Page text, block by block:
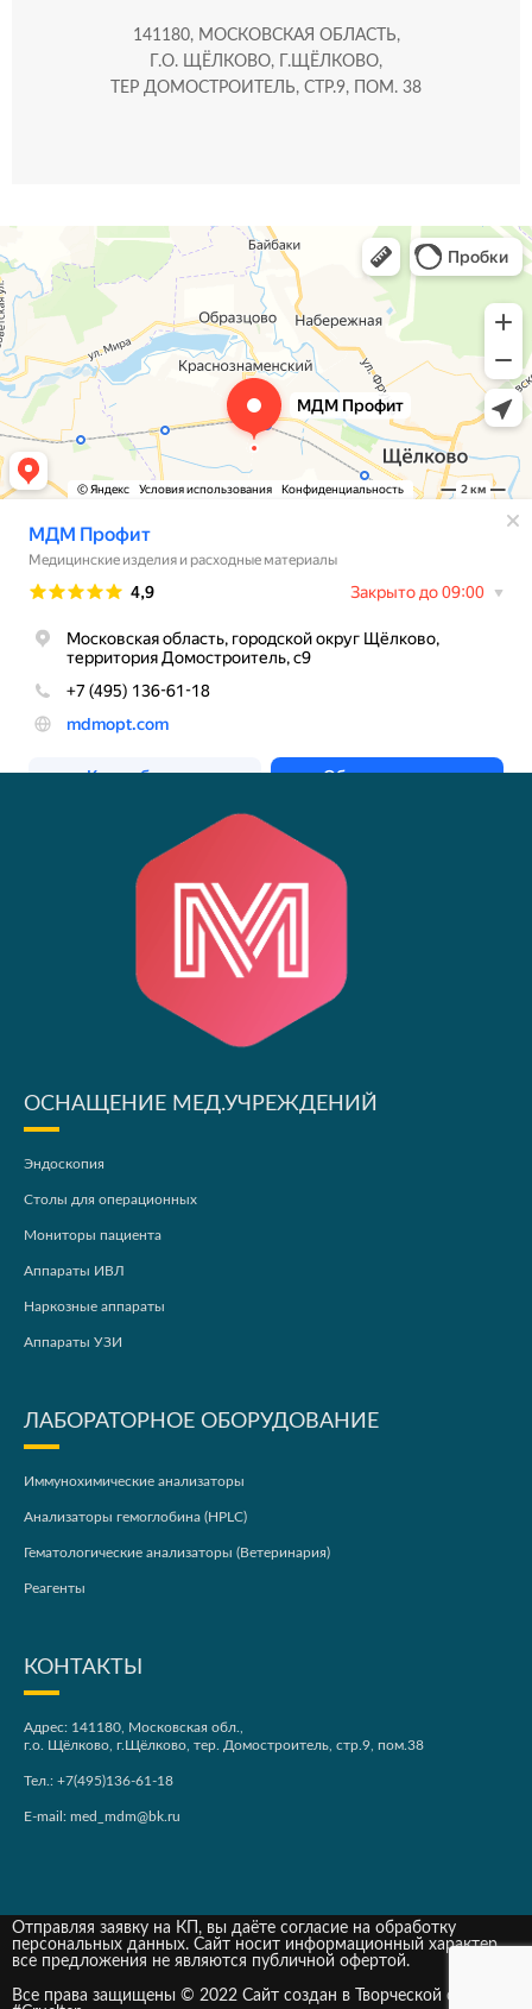
141180, МОСКОВСКАЯ ОБЛАСТЬ,
Г.О. ЩЁЛКОВО, Г.ЩЁЛКОВО,
ТЕР ДОМОСТРОИТЕЛЬ, СТР.9, ПОМ. 38
ОСНАЩЕНИЕ МЕД.УЧРЕЖДЕНИЙ
Эндоскопия
Столы для операционных
Мониторы пациента
Аппараты ИВЛ
Наркозные аппараты
Аппараты УЗИ
ЛАБОРАТОРНОЕ ОБОРУДОВАНИЕ
Иммунохимические анализаторы
Анализаторы гемоглобина (HPLC)
Гематологические анализаторы (Ветеринария)
Реагенты
КОНТАКТЫ
Адрес: 141180, Московская обл.,
г.о. Щёлково, г.Щёлково, тер. Домостроитель, стр.9, пом.38
Тел.: +7(495)136-61-18
E-mail: med_mdm@bk.ru
Отправляя заявку на КП, вы даёте согласие на обработку
персональных данных. Сайт носит информационный характер,
все предложения не являются публичной офертой.
Все права защищены © 2022 Сайт создан в Творческой студии